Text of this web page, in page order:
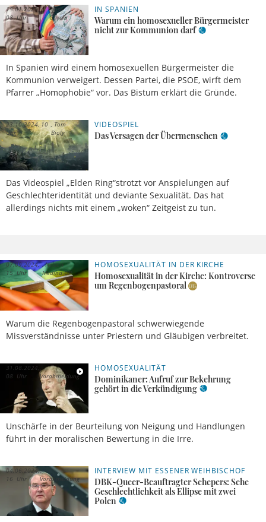
IN SPANIEN
Warum ein homosexueller Bürgermeister
nicht zur Kommunion darf
In Spanien wird einem homosexuellen Bürgermeister die
Kommunion verweigert. Dessen Partei, die PSOE, wirft dem
Pfarrer „Homophobie“ vor. Das Bistum erklärt die Gründe.
15.01.2025,
08 Uhr
José
García
VIDEOSPIEL
Das Versagen der Übermenschen
Das Videospiel „Elden Ring“strotzt vor Anspielungen auf
Geschlechteridentität und deviante Sexualität. Das hat
allerdings nichts mit einem „woken“ Zeitgeist zu tun.
23.10.2024, 10
Uhr
Tom
Bioly
HOMOSEXUALITÄT IN DER KIRCHE
Homosexualität in der Kirche: Kontroverse
um Regenbogenpastoral
Warum die Regenbogenpastoral schwerwiegende
Missverständnisse unter Priestern und Gläubigen verbreitet.
07.09.2024,
15 Uhr
Nelson
Medina OP
HOMOSEXUALITÄT
Dominikaner: Aufruf zur Bekehrung
gehört in die Verkündigung
Unschärfe in der Beurteilung von Neigung und Handlungen
führt in der moralischen Bewertung in die Irre.
31.08.2024,
08 Uhr
Vorabmeldung
INTERVIEW MIT ESSENER WEIHBISCHOF
DBK-Queer-Beauftragter Schepers: Sehe
Geschlechtlichkeit als Ellipse mit zwei
Polen
04.06.2024,
16 Uhr
Vorabmeldung